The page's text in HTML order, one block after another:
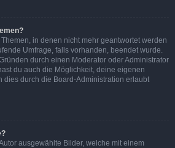
in denen nicht mehr geantwortet werden
Umfrage, falls vorhanden, beendet wurde.
durch einen Moderator oder Administrator
du auch die Möglichkeit, deine eigenen
dies durch die Board-Administration erlaubt
ausgewählte Bilder, welche mit einem